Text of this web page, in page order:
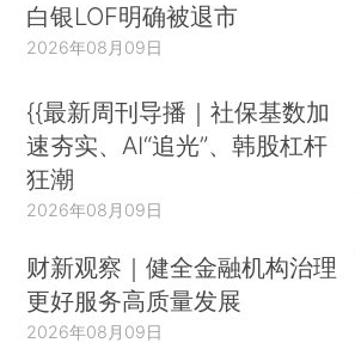
白银LOF明确被退市
2026年08月09日
{{最新周刊导播｜社保基数加
速夯实、AI“追光”、韩股杠杆
狂潮
2026年08月09日
财新观察｜健全金融机构治理
更好服务高质量发展
2026年08月09日